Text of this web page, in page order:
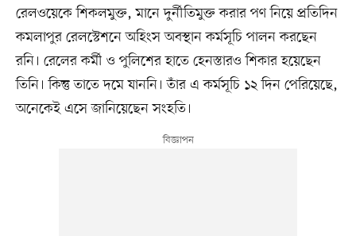
রেলওয়েকে শিকলমুক্ত, মানে দুর্নীতিমুক্ত করার পণ নিয়ে প্রতিদিন
কমলাপুর রেলস্টেশনে অহিংস অবস্থান কর্মসূচি পালন করছেন
রনি। রেলের কর্মী ও পুলিশের হাতে হেনস্তারও শিকার হয়েছেন
তিনি। কিন্তু তাতে দমে যাননি। তাঁর এ কর্মসূচি ১২ দিন পেরিয়েছে,
অনেকেই এসে জানিয়েছেন সংহতি।